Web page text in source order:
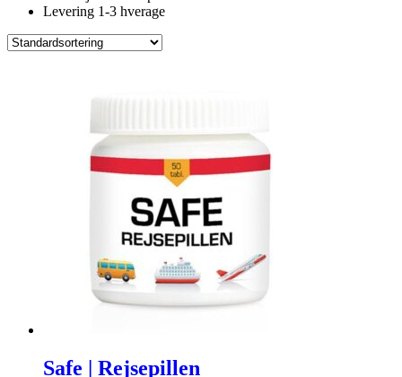
Levering 1-3 hverage
Safe | Rejsepillen